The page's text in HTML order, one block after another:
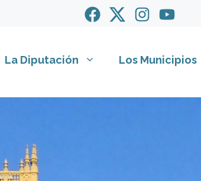
La Diputación Los Municipios